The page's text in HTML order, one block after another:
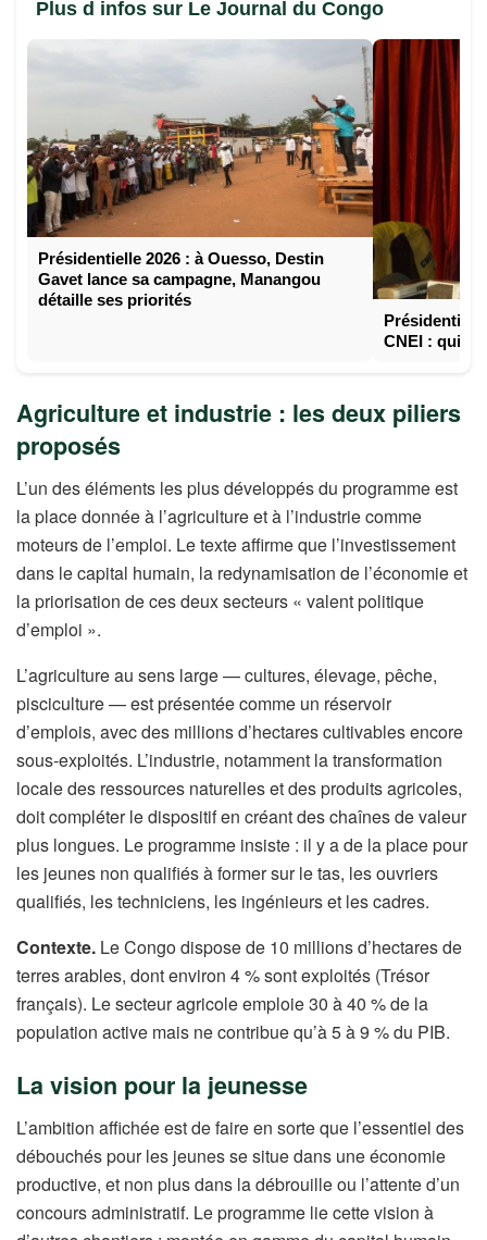
Plus d infos sur Le Journal du Congo
Présidentielle 2026 : à Ouesso, Destin
Gavet lance sa campagne, Manangou
détaille ses priorités
CNEI : qui
Agriculture et industrie : les deux piliers
proposés
L’un des éléments les plus développés du programme est
la place donnée à l’agriculture et à l’industrie comme
moteurs de l’emploi. Le texte affirme que l’investissement
dans le capital humain, la redynamisation de l’économie et
la priorisation de ces deux secteurs « valent politique
d’emploi ».
L’agriculture au sens large — cultures, élevage, pêche,
pisciculture — est présentée comme un réservoir
d’emplois, avec des millions d’hectares cultivables encore
sous-exploités. L’industrie, notamment la transformation
locale des ressources naturelles et des produits agricoles,
doit compléter le dispositif en créant des chaînes de valeur
plus longues. Le programme insiste : il y a de la place pour
les jeunes non qualifiés à former sur le tas, les ouvriers
qualifiés, les techniciens, les ingénieurs et les cadres.
Contexte. Le Congo dispose de 10 millions d’hectares de
terres arables, dont environ 4 % sont exploités (Trésor
français). Le secteur agricole emploie 30 à 40 % de la
population active mais ne contribue qu’à 5 à 9 % du PIB.
La vision pour la jeunesse
L’ambition affichée est de faire en sorte que l’essentiel des
débouchés pour les jeunes se situe dans une économie
productive, et non plus dans la débrouille ou l’attente d’un
concours administratif. Le programme lie cette vision à